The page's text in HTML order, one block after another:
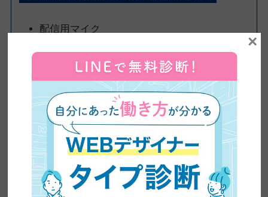
配信用マイク
配信機材
通信費
配信で使用するソフト代
もし年間20万円以下でも、次のような場合は申告が必要になるケ
ースもあります。
×